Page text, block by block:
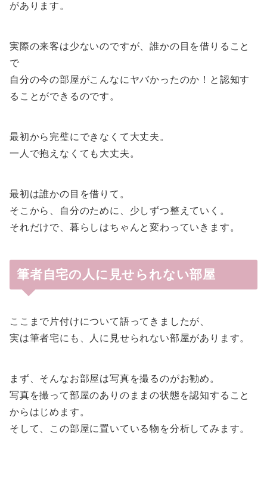
があります。
実際の来客は少ないのですが、誰かの目を借りること
で
自分の今の部屋がこんなにヤバかったのか！と認知す
ることができるのです。
最初から完璧にできなくて大丈夫。
一人で抱えなくても大丈夫。
最初は誰かの目を借りて。
そこから、自分のために、少しずつ整えていく。
それだけで、暮らしはちゃんと変わっていきます。
筆者自宅の人に見せられない部屋
ここまで片付けについて語ってきましたが、
実は筆者宅にも、人に見せられない部屋があります。
まず、そんなお部屋は写真を撮るのがお勧め。
写真を撮って部屋のありのままの状態を認知すること
からはじめます。
そして、この部屋に置いている物を分析してみます。